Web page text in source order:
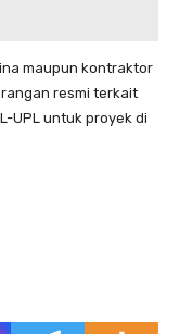
maupun kontraktor
resmi terkait
UPL untuk proyek di